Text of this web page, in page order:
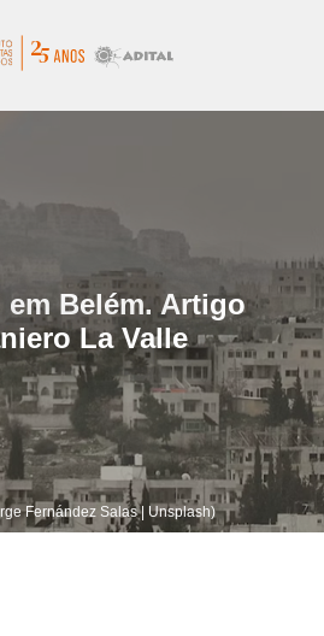
em Belém. Artigo
La Valle
Fernández Salas | Unsplash)